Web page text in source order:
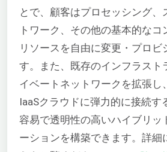
とで、顧客はプロセッシング、
トワーク、その他の基本的な
リソースを自由に変更・プロビ
す。また、既存のインフラスト
イベートネットワークを拡張し
IaaSクラウドに弾力的に接続す
容易で透明性の高いハイブリッ
ーションを構築できます。詳細